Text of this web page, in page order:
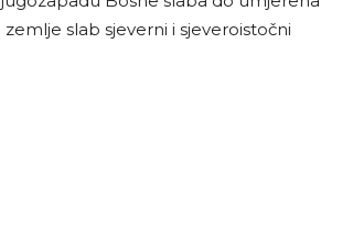
slab sjeverni i sjeveroistočni